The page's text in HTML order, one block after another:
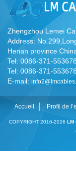
Zhengzhou Lemei
Address:
Henan province
Tel: 0086-371-
Tel: 0086-371-
E-mail:
Accueil Profil de
COPYRIGHT 2016-2026 LM